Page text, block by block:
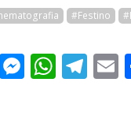
#Festino
Threads